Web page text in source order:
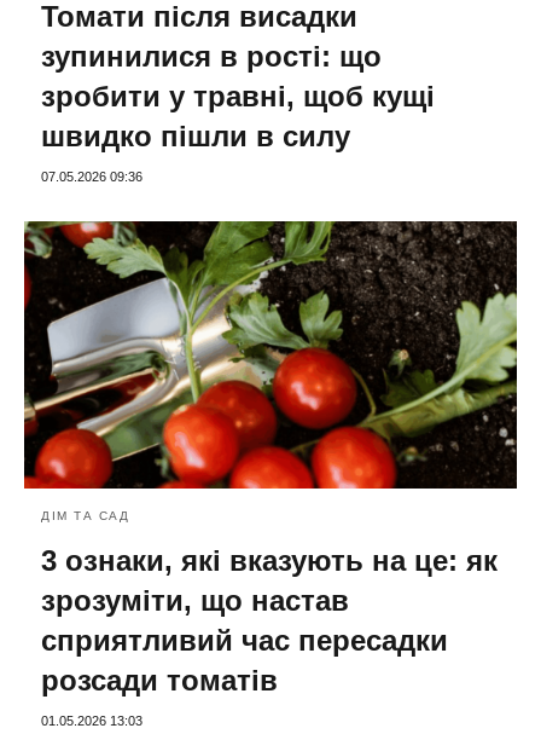
Томати після висадки
зупинилися в рості: що
зробити у травні, щоб кущі
швидко пішли в силу
07.05.2026 09:36
ДІМ ТА САД
3 ознаки, які вказують на це: як
зрозуміти, що настав
сприятливий час пересадки
розсади томатів
01.05.2026 13:03